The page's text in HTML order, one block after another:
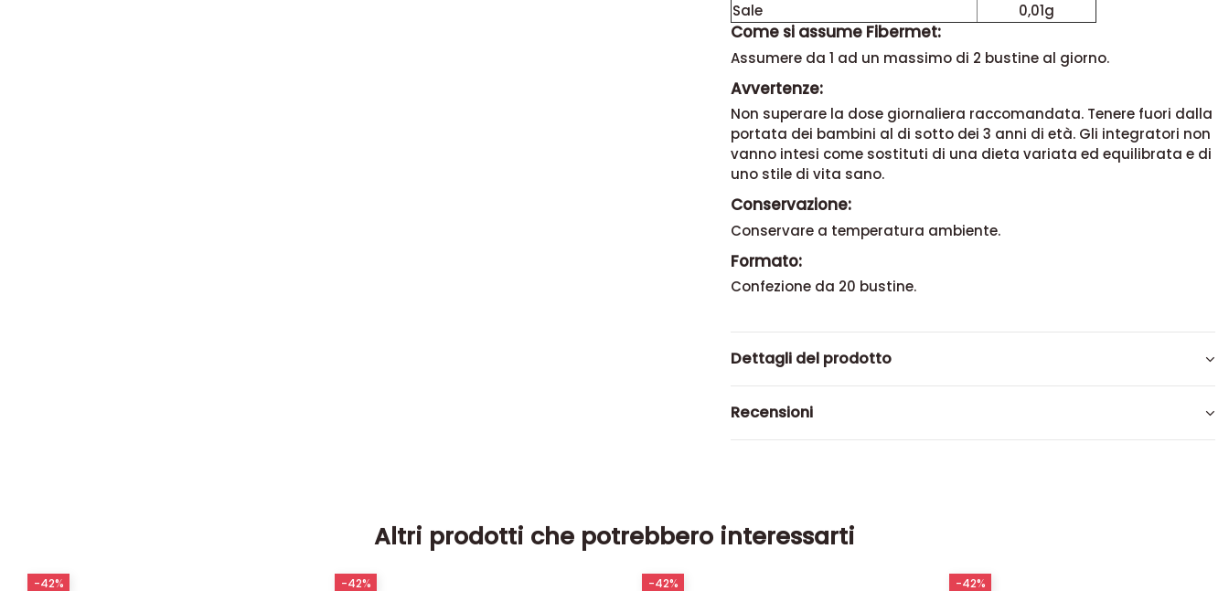
Sale
0,01g
Come si assume Fibermet:
Assumere da 1 ad un massimo di 2 bustine al giorno.
Avvertenze:
Non superare la dose giornaliera raccomandata. Tenere fuori dalla
portata dei bambini al di sotto dei 3 anni di età. Gli integratori non
vanno intesi come sostituti di una dieta variata ed equilibrata e di
uno stile di vita sano.
Conservazione:
Conservare a temperatura ambiente.
Formato:
Confezione da 20 bustine.
Dettagli del prodotto
Recensioni
Altri prodotti che potrebbero interessarti
-42% -42% -42% -42%